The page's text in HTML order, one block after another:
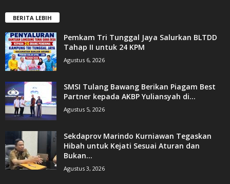
BERITA LEBIH
Pemkam Tri Tunggal Jaya Salurkan BLTDD
Tahap II untuk 24 KPM
Agustus 6, 2026
SMSI Tulang Bawang Berikan Piagam Best
Partner kepada AKBP Yuliansyah di...
Agustus 5, 2026
Sekdaprov Marindo Kurniawan Tegaskan
Hibah untuk Kejati Sesuai Aturan dan
Bukan...
Agustus 3, 2026